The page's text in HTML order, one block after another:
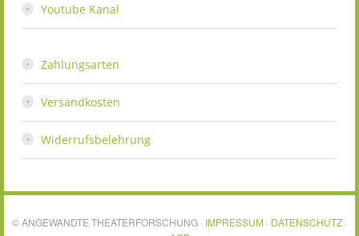
Youtube Kanal
Zahlungsarten
Versandkosten
Widerrufsbelehrung
© ANGEWANDTE THEATERFORSCHUNG · IMPRESSUM · DATENSCHUTZ ·